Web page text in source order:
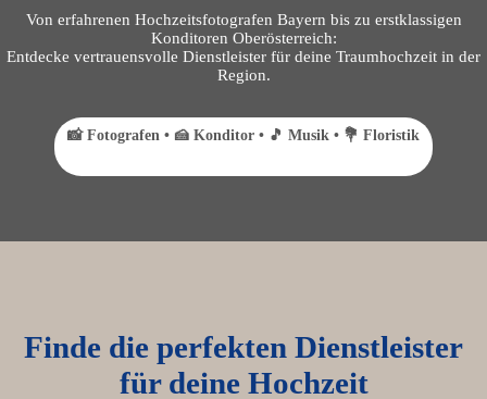
Von erfahrenen Hochzeitsfotografen Bayern bis zu erstklassigen
Konditoren Oberösterreich:
Entdecke vertrauensvolle Dienstleister für deine Traumhochzeit in der
Region.
📸 Fotografen • 🍰 Konditor • 🎵 Musik • 💐 Floristik
Finde die perfekten Dienstleister
für deine Hochzeit